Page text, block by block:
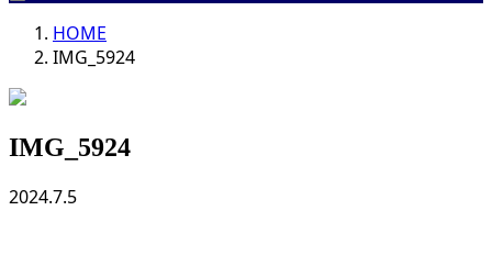
HOME
IMG_5924
IMG_5924
2024.7.5